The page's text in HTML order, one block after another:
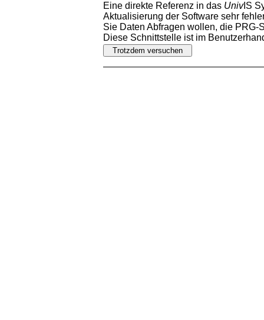
Eine direkte Referenz in das UnivIS
Aktualisierung der Software sehr
Sie Daten Abfragen wollen, die PRG-
Diese Schnittstelle ist im